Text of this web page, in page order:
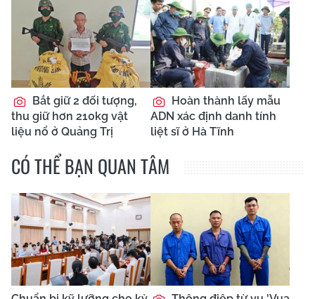
Bắt giữ 2 đối tượng,
thu giữ hơn 210kg vật
liệu nổ ở Quảng Trị
Hoàn thành lấy mẫu
ADN xác định danh tính
liệt sĩ ở Hà Tĩnh
CÓ THỂ BẠN QUAN TÂM